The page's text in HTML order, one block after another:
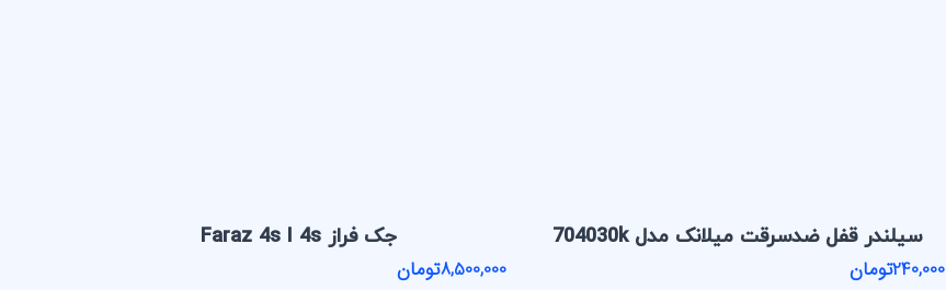
سیلندر قفل ضدسرقت میلانک مدل 704030k
240,000تومان
جک فراز Faraz 4s I 4s
8,500,000تومان